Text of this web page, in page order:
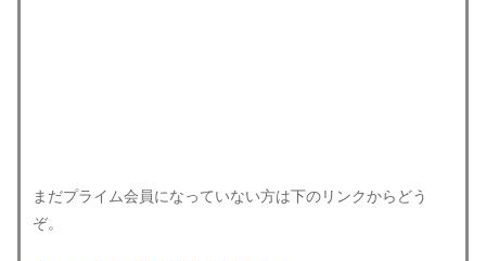
まだプライム会員になっていない方は下のリンクからどう
ぞ。